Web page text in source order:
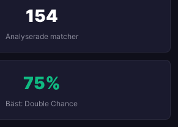
154
Analyserade matcher
75%
Bäst: Double Chance